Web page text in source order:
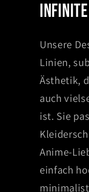
Unsere
Linien,
Ästhetik,
auch
ist. Sie
Anime-
einfach